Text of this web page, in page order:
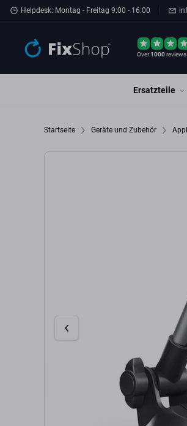
Zum Hauptinhalt springen
Helpdesk: Montag - Freitag 9:00 - 16:00
Over1000reviews
Ersatzteile
Startseite Geräte und Zubehör